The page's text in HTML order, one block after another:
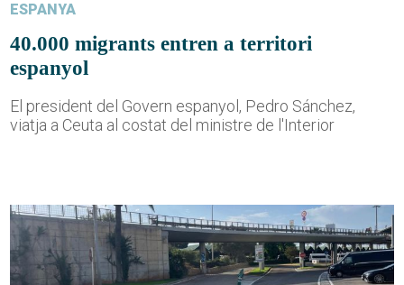
ESPANYA
40.000 migrants entren a territori
espanyol
El president del Govern espanyol, Pedro Sánchez,
viatja a Ceuta al costat del ministre de l'Interior